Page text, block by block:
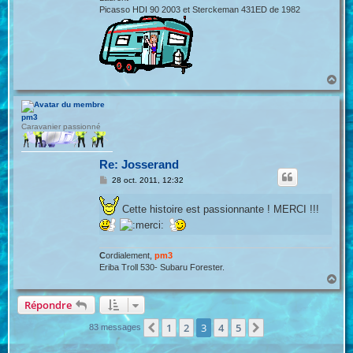
Picasso HDI 90 2003 et Sterckeman 431ED de 1982
a
u
pm3
Caravanier passionné
Re: Josserand
M
s
a
g
28 oct. 2011, 12:32
Cette histoire est passionnante ! MERCI !!!
Cordialement, pm3
Eriba Troll 530- Subaru Forester.
a
Répondre
83 messages Précédente
1 2 3 4 5 Suivante